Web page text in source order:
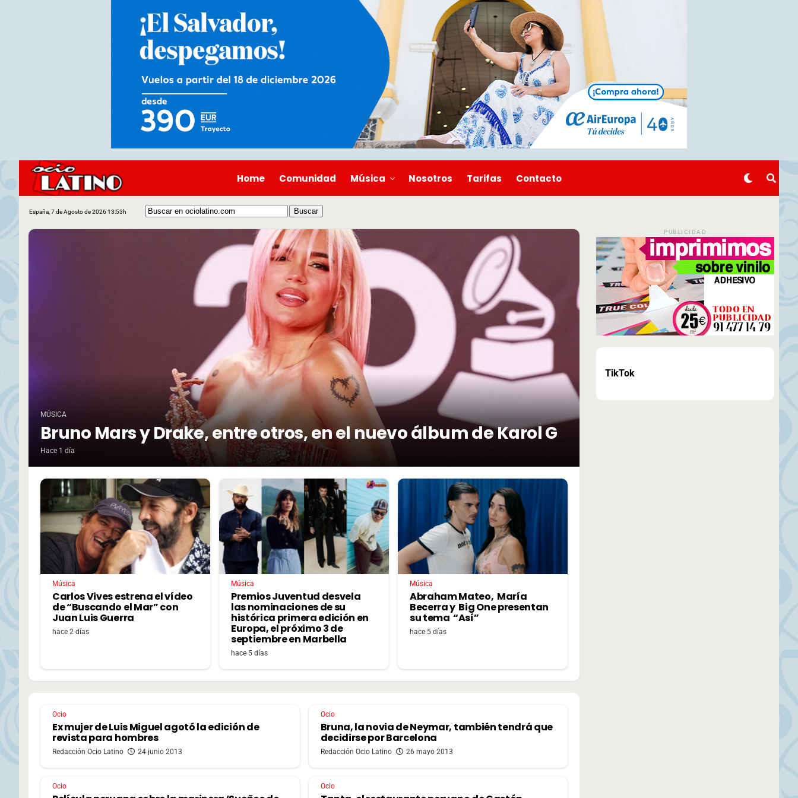
Home Comunidad Música Nosotros Tarifas Contacto
España, 7 de Agosto de 2026 13:53h
MÚSICA
Bruno Mars y Drake, entre otros, en el nuevo álbum de Karol G
Hace 1 día
Música
Carlos Vives estrena el vídeo
de “Buscando el Mar” con
Juan Luis Guerra
hace 2 días
Música
Premios Juventud desvela
las nominaciones de su
histórica primera edición en
Europa, el próximo 3 de
septiembre en Marbella
hace 5 días
Música
Abraham Mateo, María
Becerra y Big One presentan
su tema “Así”
hace 5 días
Ocio
Ex mujer de Luis Miguel agotó la edición de
revista para hombres
Redacción Ocio Latino 24 junio 2013
Ocio
Bruna, la novia de Neymar, también tendrá que
decidirse por Barcelona
Redacción Ocio Latino 26 mayo 2013
Ocio Ocio
PUBLICIDAD
TikTok